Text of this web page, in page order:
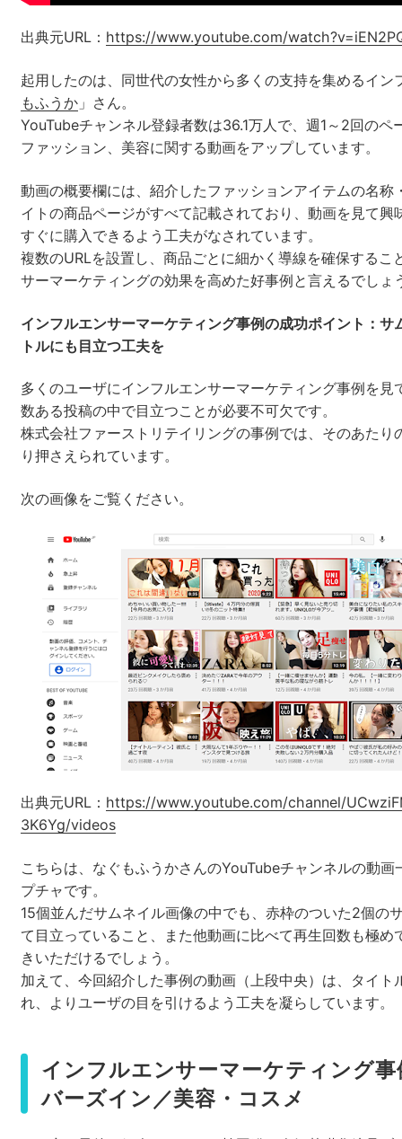
出典元URL： https://www.youtube.com/
起用したのは、同世代の女性から多くの支持を集めるイン
もふうか」さん。
YouTubeチャンネル登録者数は36.1万人で、週1～2回のペ
ファッション、美容に関する動画をアップしています。
動画の概要欄には、紹介したファッションアイテムの名称
イトの商品ページがすべて記載されており、動画を見て興
すぐに購入できるよう工夫がなされています。
複数のURLを設置し、商品ごとに細かく導線を確保するこ
サーマーケティングの効果を高めた好事例と言えるでしょ
インフルエンサーマーケティング事例の成功ポイント：サ
トルにも目立つ工夫を
多くのユーザにインフルエンサーマーケティング事例を見
数ある投稿の中で目立つことが必要不可欠です。
株式会社ファーストリテイリングの事例では、そのあたり
り押さえられています。
次の画像をご覧ください。
出典元URL： https://www.youtube.com/channel/
3K6Yg/videos
こちらは、なぐもふうかさんのYouTubeチャンネルの動画
プチャです。
15個並んだサムネイル画像の中でも、赤枠のついた2個の
て目立っていること、また他動画に比べて再生回数も極め
きいただけるでしょう。
加えて、今回紹介した事例の動画（上段中央）は、タイト
れ、よりユーザの目を引けるよう工夫を凝らしています。
インフルエンサーマーケティング
バーズイン／美容・コスメ